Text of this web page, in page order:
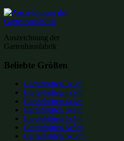
Auszeichnung der
Gartenhausfabrik
Beliebte Größen
Gartenhütten 3x3m
Gartenhütten 4x3m
Gartenhütten 4x4m
Gartenhütten 5x4m
Gartenhütten 5x5m
Gartenhütten 6x5m
Gartenhütten 6x6m